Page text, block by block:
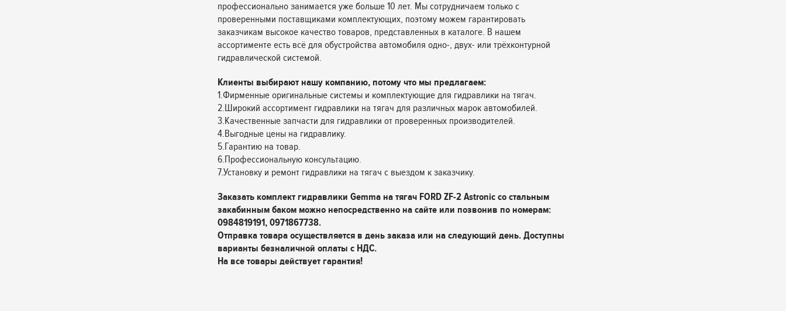
профессионально занимается уже больше 10 лет. Мы сотрудничаем только с
проверенными поставщиками комплектующих, поэтому можем гарантировать
заказчикам высокое качество товаров, представленных в каталоге. В нашем
ассортименте есть всё для обустройства автомобиля одно-, двух- или трёхконтурной
гидравлической системой.
Клиенты выбирают нашу компанию, потому что мы предлагаем:
1.Фирменные оригинальные системы и комплектующие для гидравлики на тягач.
2.Широкий ассортимент гидравлики на тягач для различных марок автомобилей.
3.Качественные запчасти для гидравлики от проверенных производителей.
4.Выгодные цены на гидравлику.
5.Гарантию на товар.
6.Профессиональную консультацию.
7.Установку и ремонт гидравлики на тягач с выездом к заказчику.
Заказать комплект гидравлики Gemma на тягач FORD ZF-2 Astronic со стальным
закабинным баком можно непосредственно на сайте или позвонив по номерам:
0984819191, 0971867738.
Отправка товара осуществляется в день заказа или на следующий день. Доступны
варианты безналичной оплаты с НДС.
На все товары действует гарантия!